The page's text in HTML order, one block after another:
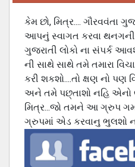
કેમ છો, મિત્ર.... ગૌરવવંતા
આપનું સ્વાગત કરવા
ગુજરાતી લોકો ના સંપર્ક
ની સાથે સાથે તમે તમારા
કરી શકશો....તો ક્ષણ નો પણ
અને તમે પછ્તાશો નહિ
મિત્ર...જો તમને આ ગ્રુપ
ગ્રુપમાં એડ કરવાનુ ભુલશો